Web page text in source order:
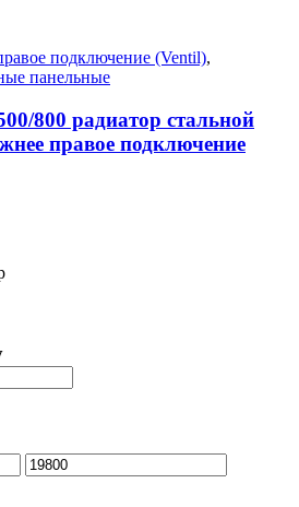
подключение (Ventil),
панельные
800 радиатор стальной
правое подключение
Максимальная
цена